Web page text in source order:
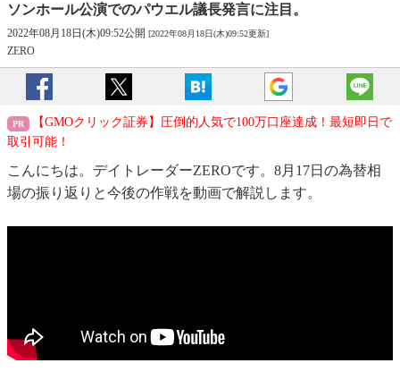
ソンホール公演でのパウエル議長発言に注目。
2022年08月18日(木)09:52公開 [2022年08月18日(木)09:52更新]
ZERO
【GMOクリック証券】圧倒的人気で100万口座達成！最短即日で
取引可能！
こんにちは。デイトレーダーZEROです。8月17日の為替相
場の振り返りと今後の作戦を動画で解説します。